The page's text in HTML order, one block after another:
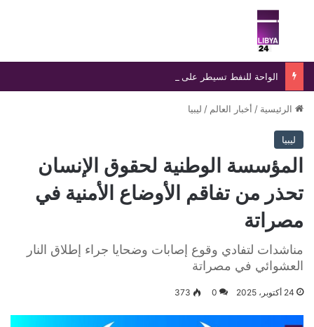
بحث عن
الرئيسية / أخبار العالم / ليبيا
ليبيا
المؤسسة الوطنية لحقوق الإنسان
تحذر من تفاقم الأوضاع الأمنية في
مصراتة
مناشدات لتفادي وقوع إصابات وضحايا جراء إطلاق النار
العشوائي في مصراتة
24 أكتوبر، 2025 0
373